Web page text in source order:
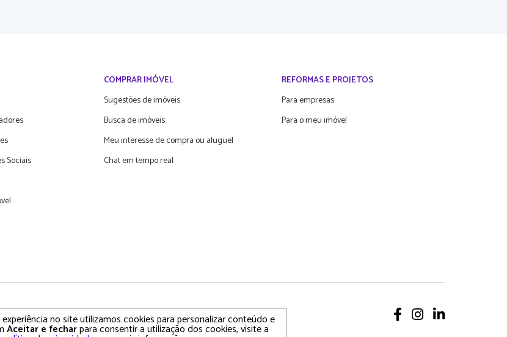
Sociais
COMPRAR IMÓVEL
Sugestões de imóveis
Busca de imóveis
Meu interesse de compra ou aluguel
Chat em tempo real
REFORMAS E PROJETOS
Para empresas
Para o meu imóvel
• Termos e Condições de Uso
no site utilizamos cookies para personalizar conteúdo e
Aceitar e fecharpara consentir a utilização dos cookies, visite a